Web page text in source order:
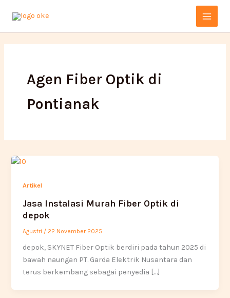
Main
Menu
Agen Fiber Optik di
Pontianak
Artikel
Jasa Instalasi Murah Fiber Optik di
depok
Agustri / 22 November 2025
depok, SKYNET Fiber Optik berdiri pada tahun 2025 di
bawah naungan PT. Garda Elektrik Nusantara dan
terus berkembang sebagai penyedia […]